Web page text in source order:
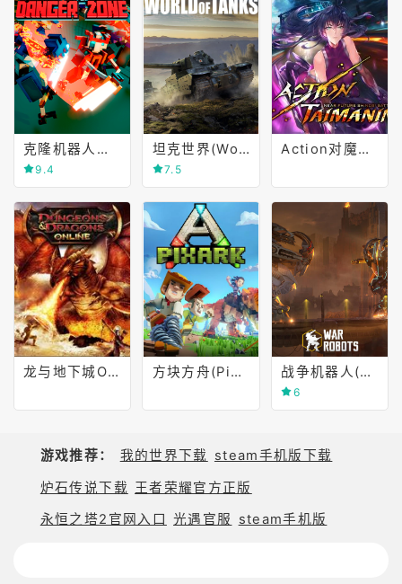
克隆机器人角斗场(Clone Drone in the Danger Zone)
9.4
坦克世界(World of Tanks)
7.5
Action对魔忍(Action Taimanin)
龙与地下城OnLine(Dungeons & Dragons Online) 方块方舟(PixARK) 战争机器人(Gears of War)
6
游戏推荐： 我的世界下载 steam手机版下载
炉石传说下载 王者荣耀官方正版
永恒之塔2官网入口 光遇官服 steam手机版